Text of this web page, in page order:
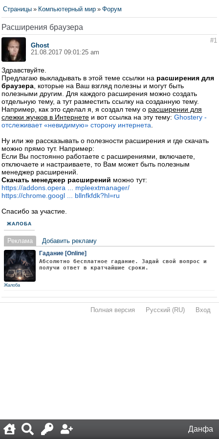
Данфа
Страницы » Компьютерный мир » Форум
Расширения браузера
Ghost
21.08.2017 09:01:25 am
#1
Здравствуйте.
Предлагаю выкладывать в этой теме ссылки на расширения для
браузера , которые на Ваш взгляд полезны и могут быть
полезными другим. Для каждого расширения можно создать
отдельную тему, а тут разместить ссылку на созданную тему.
Например, как это сделал я, я создал тему о расширении для
слежки жучков в Интернете и вот ссылка на эту тему: Ghostery -
отслеживает «невидимую» сторону интернета
Ну или же рассказывать о полезности расширения и где скачать
можно прямо тут. Например:
Если Вы постоянно работаете с расширениями, включаете,
отключаете и настраиваете, то Вам может быть полезным
менеджер расширений.
Скачать менеджер расширений можно тут:
https://addons.opera ... mpleextmanager/
https://chrome.googl ... bllnfkfdk?hl=ru
Спасибо за участие.
ЖАЛОБА
Реклама Добавить рекламу
Гадание [Online]
Абсолютно бесплатное гадание. Задай свой вопрос и
получи ответ в кратчайшие сроки.
Жалоба
Полная версия Русский (RU) Вход